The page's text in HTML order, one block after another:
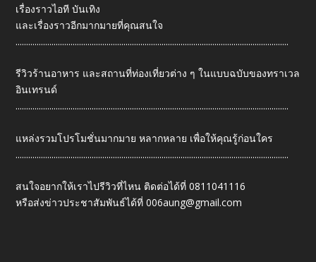
เรื่องราวไอที บันเทิง
และเรื่องราวอีกมากมายที่คุณสนใจ
.................................................................................................................................
รีวิวร้านอาหาร และสถานที่ท่องเที่ยวต่าง ๆ ในแบบฉบับของทราเวล
อินเทรนด์
.................................................................................................................................
แหล่งรวมโปรโมชั่นมากมาย หลากหลาย เพื่อให้คุณรู้ก่อนใคร
.................................................................................................................................
สนใจอยากให้เราไปรีวิวที่ไหน ติดต่อได้ที่ 0811041116
หรือส่งข่าวประชาสัมพันธ์ได้ที่006aung@gmail.com